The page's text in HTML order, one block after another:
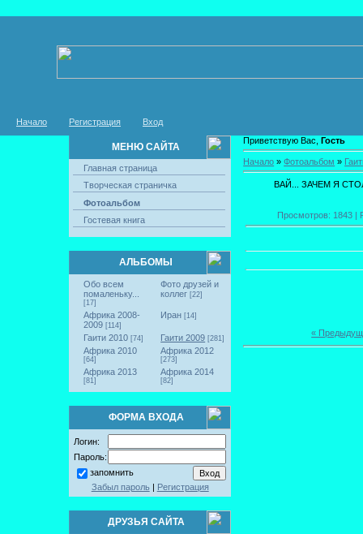
Начало Регистрация Вход
МЕНЮ САЙТА
Главная страница
Творческая страничка
Фотоальбом
Гостевая книга
АЛЬБОМЫ
Обо всем
помаленьку...
[17]
Фото друзей и
коллег [22]
Африка 2008-
2009 [114]
Иран [14]
Гаити 2010 [74] Гаити 2009 [281]
Африка 2010
[64]
Африка 2012
[273]
Африка 2013
[81]
Африка 2014
[82]
ФОРМА ВХОДА
Логин:
Пароль:
запомнить
Забыл пароль| Регистрация
ДРУЗЬЯ САЙТА
Приветствую Вас,Гость
Начало »Фотоальбом »
ВАЙ... ЗАЧЕМ Я
Просмотров: 1843 |
«